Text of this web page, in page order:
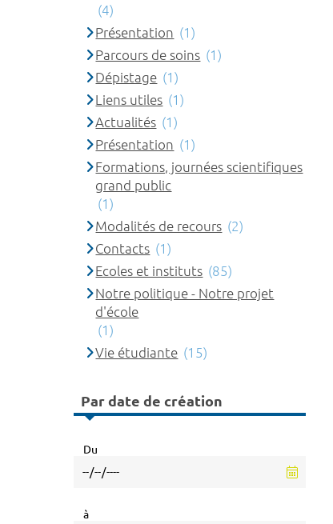
(4)
Présentation (1)
Parcours de soins (1)
Dépistage (1)
Liens utiles (1)
Actualités (1)
Présentation (1)
Formations, journées scientifiques
grand public
(1)
Modalités de recours (2)
Contacts (1)
Ecoles et instituts (85)
Notre politique - Notre projet
d'école
(1)
Vie étudiante (15)
Par date de création
Du
à